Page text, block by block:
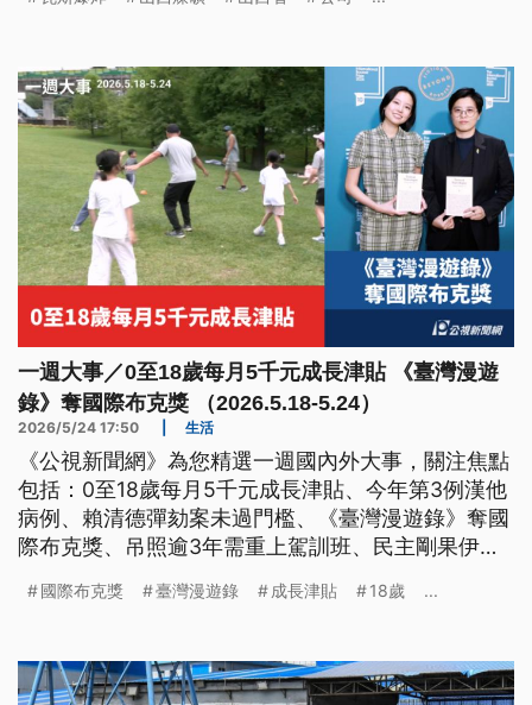
難。
一週大事／0至18歲每月5千元成長津貼 《臺灣漫遊
錄》奪國際布克獎 （2026.5.18-5.24）
2026/5/24 17:50 生活
《公視新聞網》為您精選一週國內外大事，關注焦點
包括：0至18歲每月5千元成長津貼、今年第3例漢他
病例、賴清德彈劾案未過門檻、《臺灣漫遊錄》奪國
際布克獎、吊照逾3年需重上駕訓班、民主剛果伊波
國際布克獎 臺灣漫遊錄 成長津貼 18歲 ...